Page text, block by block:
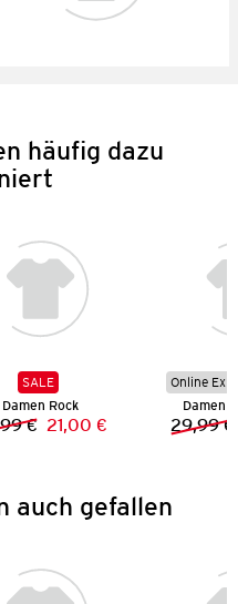
häufig dazu
SALE
Damen Rock
Vorheriger Preis:
€ Neuer Preis:
21,00 €
Online
Damen
29,99 €
auch gefallen